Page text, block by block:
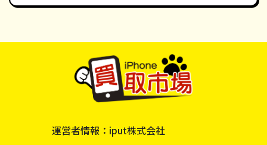
運営者情報：iput株式会社